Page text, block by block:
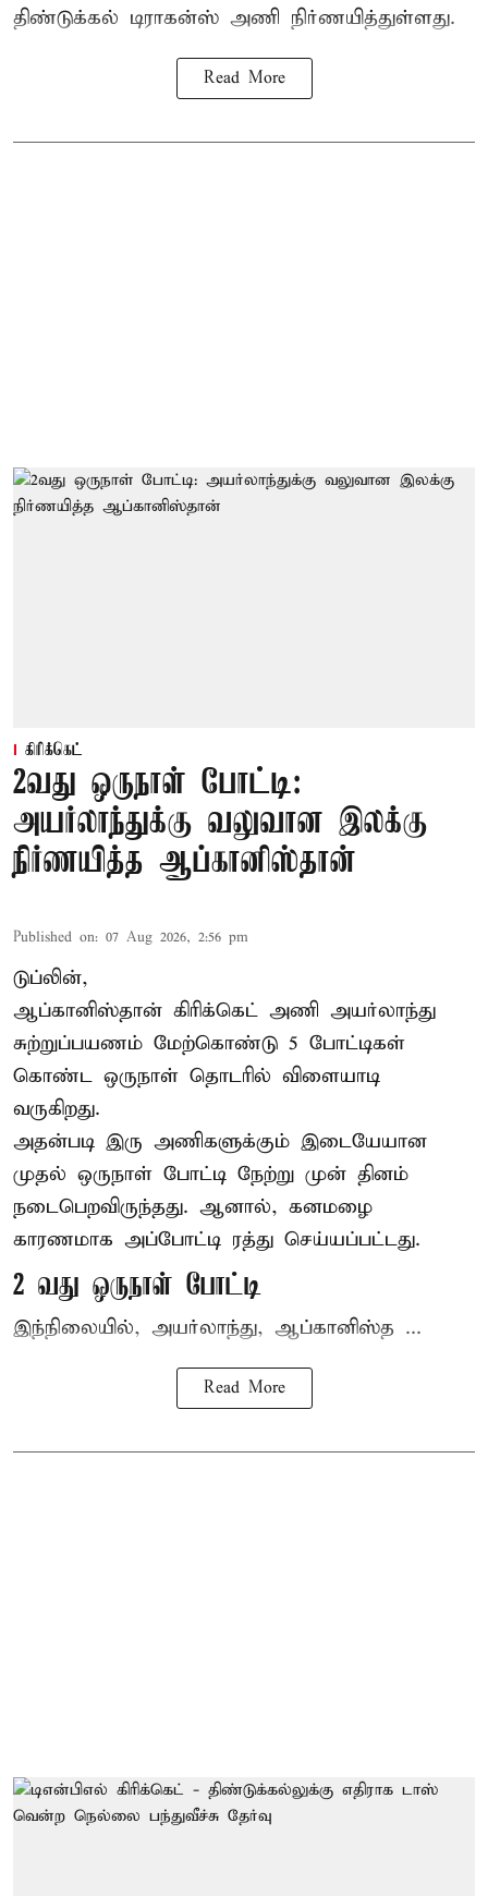
திண்டுக்கல் டிராகன்ஸ் அணி நிர்ணயித்துள்ளது.
Read More
கிரிக்கெட்
2வது ஒருநாள் போட்டி:
அயர்லாந்துக்கு வலுவான இலக்கு
நிர்ணயித்த ஆப்கானிஸ்தான்
Published on: 07 Aug 2026, 2:56 pm
டுப்லின்,
ஆப்கானிஸ்தான் கிரிக்கெட் அணி அயர்லாந்து
சுற்றுப்பயணம் மேற்கொண்டு 5 போட்டிகள்
கொண்ட ஒருநாள் தொடரில் விளையாடி
வருகிறது.
அதன்படி இரு அணிகளுக்கும் இடையேயான
முதல் ஒருநாள் போட்டி நேற்று முன் தினம்
நடைபெறவிருந்தது. ஆனால், கனமழை
காரணமாக அப்போட்டி ரத்து செய்யப்பட்டது.
2 வது ஒருநாள் போட்டி
இந்நிலையில், அயர்லாந்து, ஆப்கானிஸ்த ...
Read More